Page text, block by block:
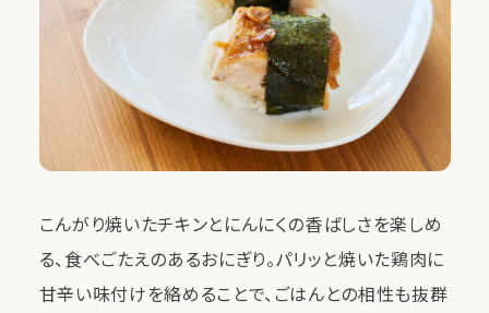
こんがり焼いたチキンとにんにくの香ばしさを楽しめ
る、食べごたえのあるおにぎり。パリッと焼いた鶏肉に
甘辛い味付けを絡めることで、ごはんとの相性も抜群